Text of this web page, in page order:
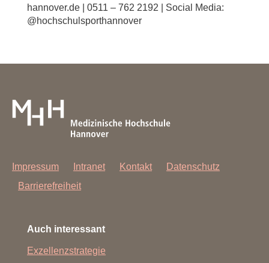
hannover.de | 0511 – 762 2192 | Social Media:
@hochschulsporthannover
Impressum Intranet Kontakt
Datenschutz
Barrierefreiheit
Auch interessant
Exzellenzstrategie